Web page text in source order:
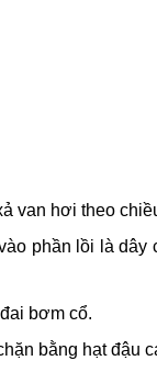
van hơi theo
phần lồi là
bơm cổ.
bằng hạt đậu